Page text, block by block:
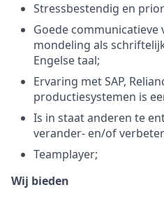
Stressbestendig en
Goede communicatieve
mondeling als
Engelse taal;
Ervaring met SAP,
productiesystemen is
Is in staat anderen te
verander- en/of
Teamplayer;
Wij bieden